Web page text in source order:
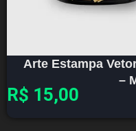
Arte Estampa
–
R$ 15,00